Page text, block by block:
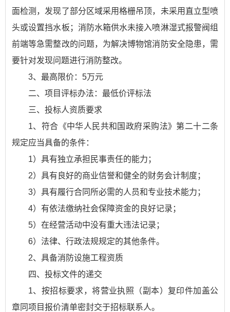
面检测，发现了部分区域采用格栅吊顶，未采用直立型喷
头或设置挡水板；消防水箱供水未接入喷淋湿式报警阀组
前端等急需整改的问题，为解决博物馆消防安全隐患，需
要针对发现问题进行消防整改。
3、最高限价：5万元
二、项目评标办法：最低价评标法
三、投标人资质要求
1、符合《中华人民共和国政府采购法》第二十二条
规定应当具备的条件：
1）具有独立承担民事责任的能力；
2）具有良好的商业信誉和健全的财务会计制度；
3）具有履行合同所必需的人员和专业技术能力；
4）有依法缴纳社会保障资金的良好记录；
5）在经营活动中没有重大违法记录；
6）法律、行政法规规定的其他条件。
2、具备消防设施工程资质
四、投标文件的递交
1、按招标要求，将营业执照（副本）复印件加盖公
章同项目报价清单密封交于招标联系人。